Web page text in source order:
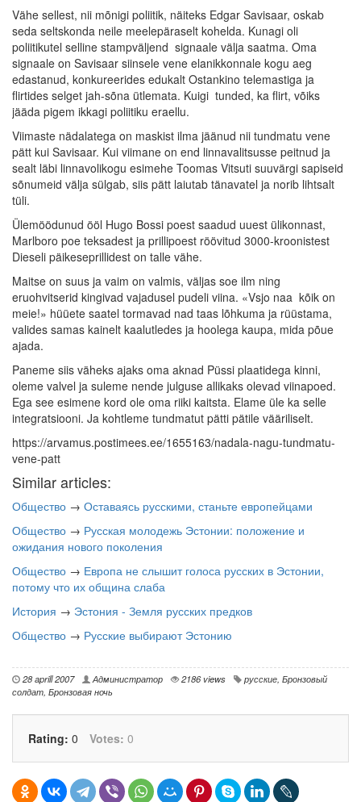
Vähe sellest, nii mõnigi poliitik, näiteks Edgar Savisaar, oskab
seda seltskonda neile meelepäraselt kohelda. Kunagi oli
poliitikutel selline stampväljend  signaale välja saatma. Oma
signaale on Savisaar siinsele vene elanikkonnale kogu aeg
edastanud, konkureerides edukalt Ostankino telemastiga ja
flirtides selget jah-sõna ütlemata. Kuigi  tunded, ka flirt, võiks
jääda pigem ikkagi poliitiku eraellu.
Viimaste nädalatega on maskist ilma jäänud nii tundmatu vene
pätt kui Savisaar. Kui viimane on end linnavalitsusse peitnud ja
sealt läbi linnavolikogu esimehe Toomas Vitsuti suuvärgi sapiseid
sõnumeid välja sülgab, siis pätt laiutab tänavatel ja norib lihtsalt
tüli.
Ülemöödunud ööl Hugo Bossi poest saadud uuest ülikonnast,
Marlboro poe teksadest ja prillipoest röövitud 3000-kroonistest
Dieseli päikeseprillidest on talle vähe.
Maitse on suus ja vaim on valmis, väljas soe ilm ning
eruohvitserid kingivad vajadusel pudeli viina. «Vsjo naa  kõik on
meie!» hüüete saatel tormavad nad taas lõhkuma ja rüüstama,
valides samas kainelt kaalutledes ja hoolega kaupa, mida põue
ajada.
Paneme siis väheks ajaks oma aknad Püssi plaatidega kinni,
oleme valvel ja suleme nende julguse allikaks olevad viinapoed.
Ega see esimene kord ole oma riiki kaitsta. Elame üle ka selle
integratsiooni. Ja kohtleme tundmatut pätti pätile vääriliselt.
https://arvamus.postimees.ee/1655163/nadala-nagu-tundmatu-
vene-patt
Similar articles:
Общество → Оставаясь русскими, станьте европейцами
Общество → Русская молодежь Эстонии: положение и
ожидания нового поколения
Общество → Европа не слышит голоса русских в Эстонии,
потому что их община слаба
История → Эстония - Земля русских предков
Общество → Русские выбирают Эстонию
28 aprill 2007 Администратор 2186 views русские, Бронзовый
солдат, Бронзовая ночь
Rating: 0 Votes: 0